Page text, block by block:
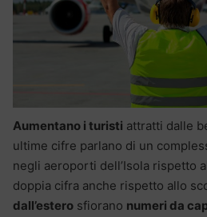
Aumentano i turisti attratti dalle
ultime cifre parlano di un
negli aeroporti dell’Isola rispetto
doppia cifra anche rispetto allo
dall’estero sfiorano numeri da